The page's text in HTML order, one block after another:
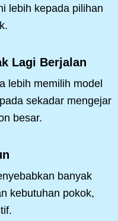
lebih kepada pilihan
Lagi Berjalan
lebih memilih model
sekadar mengejar
besar.
banyak
kebutuhan pokok,